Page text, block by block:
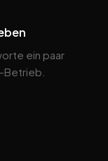
ein paar
Betrieb.